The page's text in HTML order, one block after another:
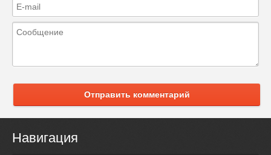
Отправить комментарий
Навигация